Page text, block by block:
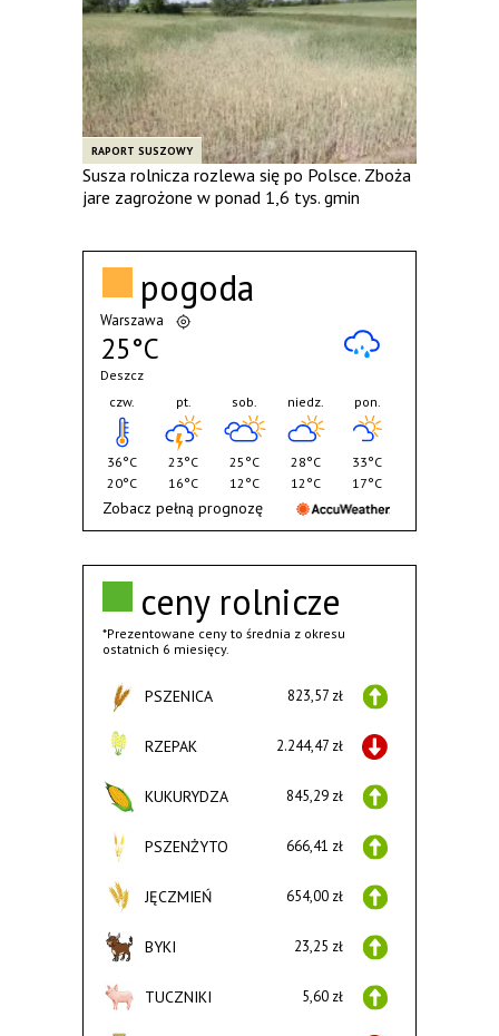
RAPORT SUSZOWY
Susza rolnicza rozlewa się po Polsce. Zboża
jare zagrożone w ponad 1,6 tys. gmin
ceny rolnicze
*Prezentowane ceny to średnia z okresu
ostatnich 6 miesięcy.
PSZENICA 823,57 zł
RZEPAK 2.244,47 zł
KUKURYDZA 845,29 zł
PSZENŻYTO 666,41 zł
JĘCZMIEŃ 654,00 zł
BYKI 23,25 zł
TUCZNIKI 5,60 zł
pogoda
Warszawa
25°C
Deszcz
czw.
36°C
20°C
pt.
23°C
16°C
sob.
25°C
12°C
niedz.
28°C
12°C
pon.
33°C
17°C
Zobacz pełną prognozę